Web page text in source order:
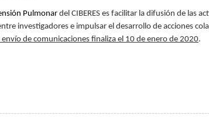
Pulmonar del CIBERES es facilitar la difusión de las
investigadores e impulsar el desarrollo de acciones
envío de comunicaciones finaliza el 10 de enero de 2020.